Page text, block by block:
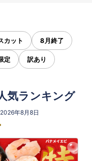
カット 8月終了
定 訳あり
気ランキング
年8月8日